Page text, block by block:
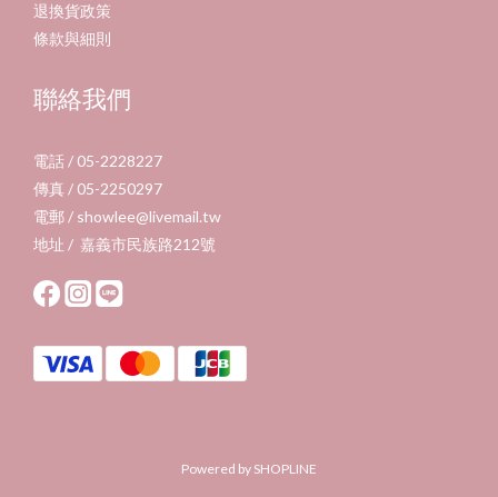
退換貨政策
條款與細則
聯絡我們
電話 / 05-2228227
傳真 / 05-2250297
電郵 / showlee@livemail.tw
地址 / 嘉義市民族路212號
Powered by SHOPLINE